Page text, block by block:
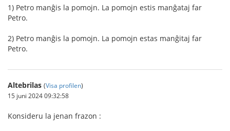
1) Petro manĝis la pomojn. La pomojn estis manĝataj far
Petro.
2) Petro manĝis la pomojn. La pomojn estas manĝitaj far
Petro.
Altebrilas (Visa profilen)
15 juni 2024 09:32:58
Konsideru la jenan frazon :